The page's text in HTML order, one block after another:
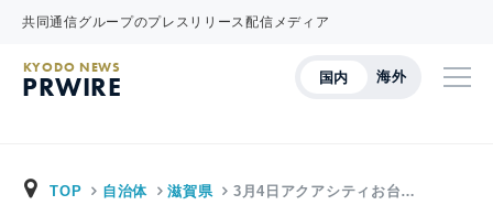
共同通信グループのプレスリリース配信メディア
国内 海外
KYODO NEWS
PRWIRE
TOP 自治体 滋賀県 3月4日アクアシティお台…